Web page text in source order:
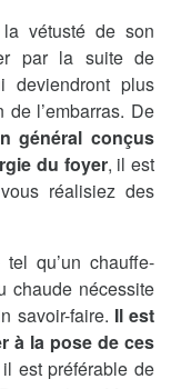
vétusté de son
par la suite de
deviendront plus
l’embarras. De
général conçus
du foyer, il est
réalisiez des
tel qu’un chauffe-
chaude nécessite
savoir-faire. Il est
à la pose de ces
est préférable de